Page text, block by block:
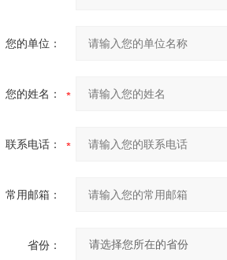
您的单位：
您的姓名：
联系电话：
常用邮箱：
省份：